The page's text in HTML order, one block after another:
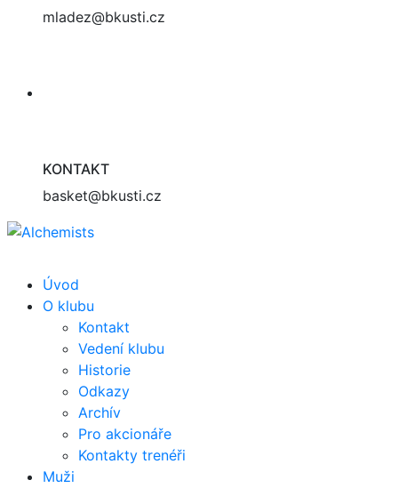
mladez@bkusti.cz
KONTAKT
basket@bkusti.cz
Úvod
O klubu
Kontakt
Vedení klubu
Historie
Odkazy
Archív
Pro akcionáře
Kontakty trenéři
Muži